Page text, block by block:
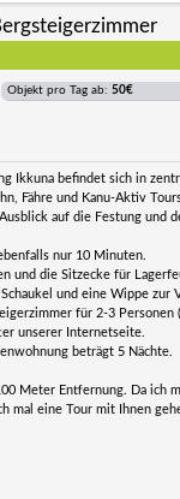
Objekt pro Tag ab: 50€
Ikkuna befindet sich in
Fähre und Kanu-Aktiv
auf die Festung und
nur 10 Minuten.
und die Sitzecke für
und eine Wippe zur
für 2-3 Personen
unserer Internetseite.
beträgt 5 Nächte.
Meter Entfernung. Da ich
mal eine Tour mit Ihnen